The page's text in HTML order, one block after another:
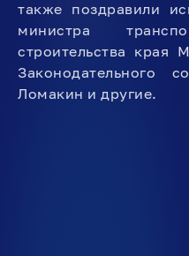
также поздравили
министра
строительства края
Законодательного
Ломакин и другие.